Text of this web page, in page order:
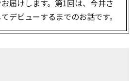
届けします。第1回は、今井さ
デビューするまでのお話です。